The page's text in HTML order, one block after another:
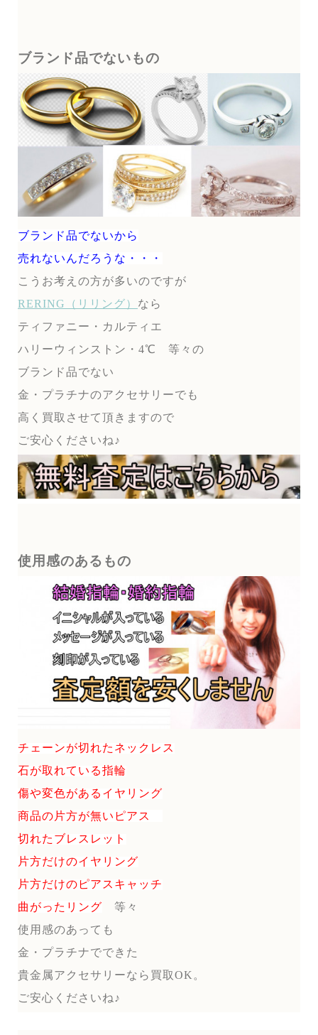
ブランド品でないもの
ブランド品でないから
売れないんだろうな・・・
こうお考えの方が多いのですが
RERING（リリング） なら
ティファニー・カルティエ
ハリーウィンストン・4℃ 等々の
ブランド品でない
金・プラチナのアクセサリーでも
高く買取させて頂きますので
ご安心くださいね♪
使用感のあるもの
チェーンが切れたネックレス
石が取れている指輪
傷や変色があるイヤリング
商品の片方が無いピアス
切れたブレスレット
片方だけのイヤリング
片方だけのピアスキャッチ
曲がったリング
等々
使用感のあっても
金・プラチナでできた
貴金属アクセサリーなら買取OK。
ご安心くださいね♪